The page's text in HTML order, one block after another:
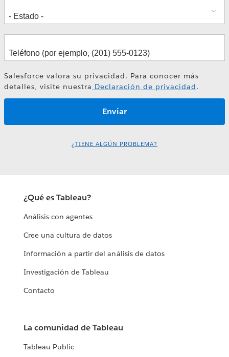
Salesforce valora su privacidad. Para conocer más
detalles, visite nuestra Declaración de privacidad.
¿TIENE ALGÚN PROBLEMA?
¿Qué es Tableau?
Análisis con agentes
Cree una cultura de datos
Información a partir del análisis de datos
Investigación de Tableau
Contacto
La comunidad de Tableau
Tableau Public